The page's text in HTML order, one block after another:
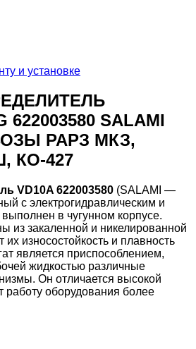
и установке
622003580 SALAMI
РАРЗ МКЗ,
КО-427
VD10A 622003580 (SALAMI —
с электрогидравлическим и
в чугунном корпусе.
из закаленной и никелированной
их износостойкость и плавность
является приспособлением,
жидкостью различные
Он отличается высокой
работу оборудования более